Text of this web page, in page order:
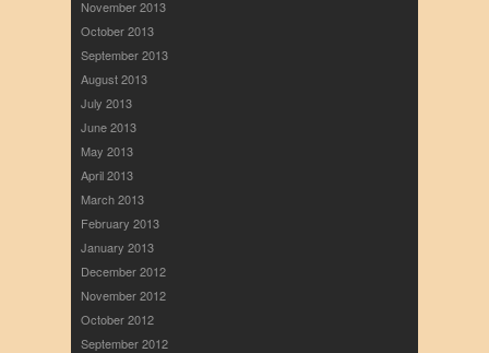
November 2013
October 2013
September 2013
August 2013
July 2013
June 2013
May 2013
April 2013
March 2013
February 2013
January 2013
December 2012
November 2012
October 2012
September 2012